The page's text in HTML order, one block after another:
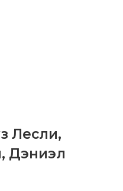
Лесли,
, Дэниэл